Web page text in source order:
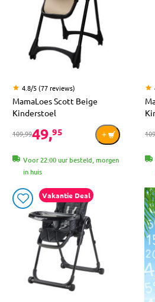
4.8/5 (77 reviews)
MamaLoes Scott Beige
Kinderstoel
109,9949,95
Voor 22:00 uur besteld, morgen
in huis
Vakantie Deal